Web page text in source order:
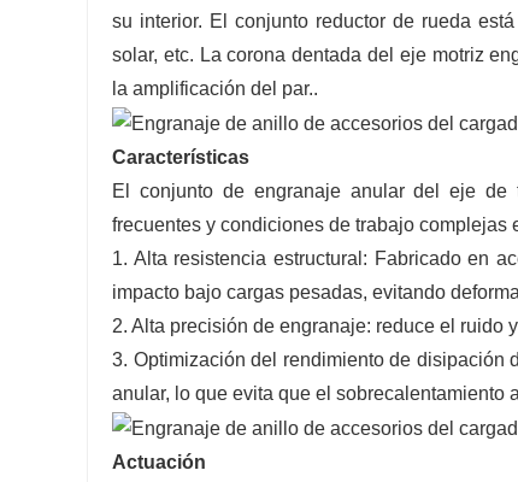
su interior. El conjunto reductor de rueda
solar, etc. La corona dentada del eje motriz
la amplificación del par..
Características
El conjunto de engranaje anular del eje de
frecuentes y condiciones de trabajo complejas
1. Alta resistencia estructural: Fabricado en
impacto bajo cargas pesadas, evitando
2. Alta precisión de engranaje: reduce el ruido
3. Optimización del rendimiento de disipación
anular, lo que evita que el sobrecalentamiento
Actuación